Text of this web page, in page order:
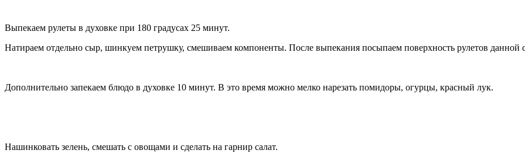
Выпекаем рулеты в духовке при 180 градусах 25 минут.
Натираем отдельно сыр, шинкуем петрушку, смешиваем компоненты. После выпекания посыпаем поверхность рулетов данной
Дополнительно запекаем блюдо в духовке 10 минут. В это время можно мелко нарезать помидоры, огурцы, красный лук.
Нашинковать зелень, смешать с овощами и сделать на гарнир салат.